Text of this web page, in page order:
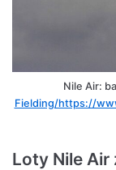
Nile Air:
Fielding/https://
Loty Nile